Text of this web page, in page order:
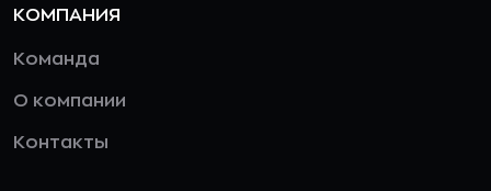
КОМПАНИЯ
Команда
О компании
Контакты